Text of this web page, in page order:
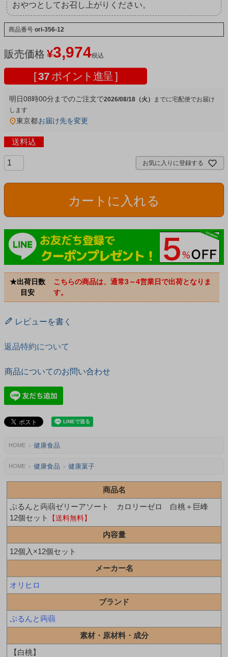
おやつとしてお召し上がりください。
商品番号 ori-356-12
販売価格 ¥3,974税込
[37 ポイント進呈 ]
明日08時00分 までのご注文で2026/08/18（火） 宅配便
東京都お届け先を変更
送料込
お気に入りに登録する
カートに入れる
★出荷日数
目安
こちらの商品は、通常3～4営業日で出荷となりま
す。
レビューを書く
返品特約について
商品についてのお問い合わせ
HOME 健康食品
HOME 健康食品 健康菓子
商品名
ぷるんと蒟蒻ゼリーアソート カロリーゼロ 白桃＋巨峰
12個セット
【送料無料】
内容量
12個入×12個セット
メーカー名
オリヒロ
ブランド
ぷるんと蒟蒻
素材・原材料・成分
【白桃】